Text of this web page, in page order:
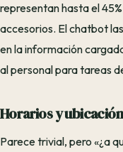
representan hasta el
accesorios. El chatbot
en la información
al personal para tareas
Horarios y ubicación
Parece trivial, pero «¿a